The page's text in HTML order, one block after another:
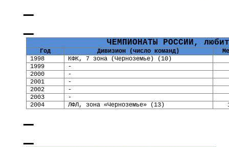
ЧЕМПИОНАТЫ РОССИИ,
Год Дивизион (число команд)
1998
КФК, 7 зона (Черноземье) (10)
1999
-
2000
-
2001
-
2002
-
2003
-
2004
ЛФЛ, зона «Черноземье» (13)